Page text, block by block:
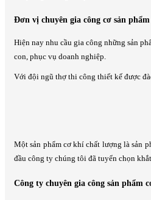
Đơn vị chuyên gia công cơ sản
Hiện nay nhu cầu gia công những sản
con, phục vụ doanh nghiệp.
Với đội ngũ thợ thi công thiết kế được
Một sản phẩm cơ khí chất lượng là sản
đầu công ty chúng tôi đã tuyển chọn
Công ty chuyên gia công sản phẩm